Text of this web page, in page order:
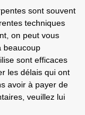
sont souvent
techniques
on peut vous
beaucoup
sont efficaces
les délais qui ont
avoir à payer de
veuillez lui